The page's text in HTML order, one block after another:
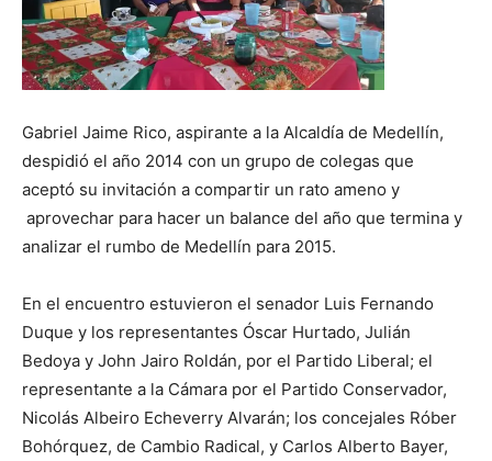
Gabriel Jaime Rico, aspirante a la Alcaldía de Medellín,
despidió el año 2014 con un grupo de colegas que
aceptó su invitación a compartir un rato ameno y
aprovechar para hacer un balance del año que termina y
analizar el rumbo de Medellín para 2015.
En el encuentro estuvieron el senador Luis Fernando
Duque y los representantes Óscar Hurtado, Julián
Bedoya y John Jairo Roldán, por el Partido Liberal; el
representante a la Cámara por el Partido Conservador,
Nicolás Albeiro Echeverry Alvarán; los concejales Róber
Bohórquez, de Cambio Radical, y Carlos Alberto Bayer,